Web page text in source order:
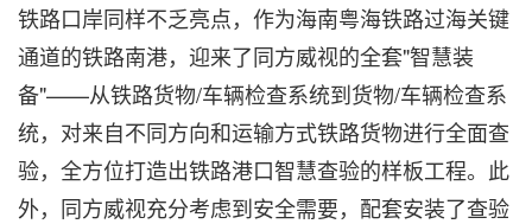
铁路口岸同样不乏亮点，作为海南粤海铁路过海关键
通道的铁路南港，迎来了同方威视的全套"智慧装
备"——从铁路货物/车辆检查系统到货物/车辆检查系
统，对来自不同方向和运输方式铁路货物进行全面查
验，全方位打造出铁路港口智慧查验的样板工程。此
外，同方威视充分考虑到安全需要，配套安装了查验